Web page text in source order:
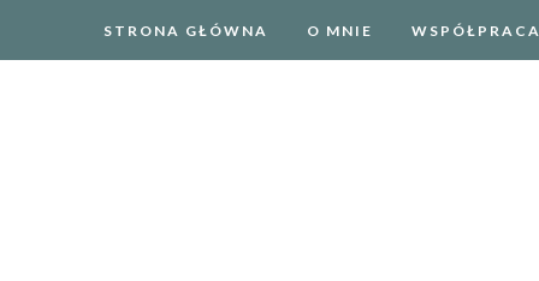
STRONA GŁÓWNA O MNIE